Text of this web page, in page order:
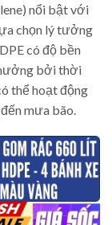
nổi bật với
chọn lý tưởng
có độ bền
bởi thời
thể hoạt động
mưa bão.